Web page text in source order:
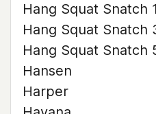
Hang Squat Snatch
Hang Squat Snatch
Hang Squat Snatch
Hansen
Harper